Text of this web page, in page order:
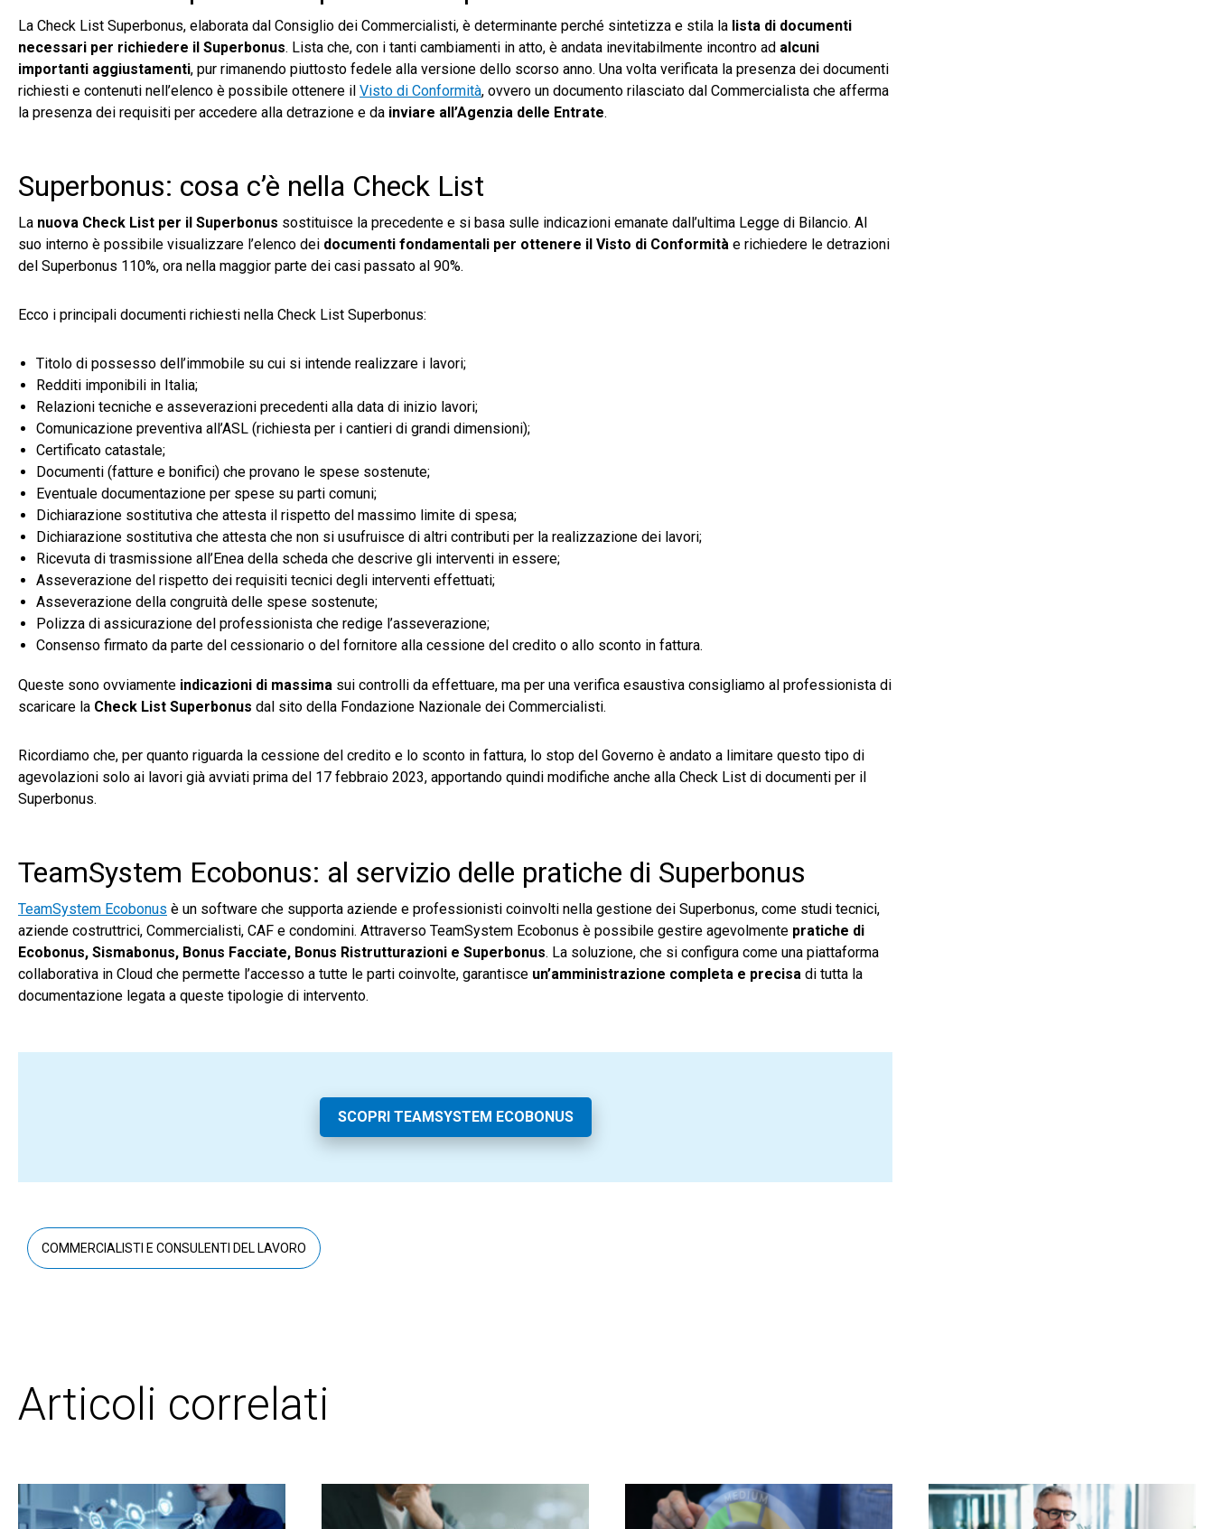
La Check List Superbonus, elaborata dal Consiglio dei Commercialisti, è determinante perché sintetizza e stila la lista di documenti
necessari per richiedere il Superbonus. Lista che, con i tanti cambiamenti in atto, è andata inevitabilmente incontro ad alcuni
importanti aggiustamenti, pur rimanendo piuttosto fedele alla versione dello scorso anno. Una volta verificata la presenza dei documenti
richiesti e contenuti nell’elenco è possibile ottenere il Visto di Conformità, ovvero un documento rilasciato dal Commercialista che afferma
la presenza dei requisiti per accedere alla detrazione e da inviare all’Agenzia delle Entrate.
Superbonus: cosa c’è nella Check List
La nuova Check List per il Superbonus sostituisce la precedente e si basa sulle indicazioni emanate dall’ultima Legge di Bilancio. Al
suo interno è possibile visualizzare l’elenco dei documenti fondamentali per ottenere il Visto di Conformità e richiedere le detrazioni
del Superbonus 110%, ora nella maggior parte dei casi passato al 90%.
Ecco i principali documenti richiesti nella Check List Superbonus:
Titolo di possesso dell’immobile su cui si intende realizzare i lavori;
Redditi imponibili in Italia;
Relazioni tecniche e asseverazioni precedenti alla data di inizio lavori;
Comunicazione preventiva all’ASL (richiesta per i cantieri di grandi dimensioni);
Certificato catastale;
Documenti (fatture e bonifici) che provano le spese sostenute;
Eventuale documentazione per spese su parti comuni;
Dichiarazione sostitutiva che attesta il rispetto del massimo limite di spesa;
Dichiarazione sostitutiva che attesta che non si usufruisce di altri contributi per la realizzazione dei lavori;
Ricevuta di trasmissione all’Enea della scheda che descrive gli interventi in essere;
Asseverazione del rispetto dei requisiti tecnici degli interventi effettuati;
Asseverazione della congruità delle spese sostenute;
Polizza di assicurazione del professionista che redige l’asseverazione;
Consenso firmato da parte del cessionario o del fornitore alla cessione del credito o allo sconto in fattura.
Queste sono ovviamente indicazioni di massima sui controlli da effettuare, ma per una verifica esaustiva consigliamo al professionista di
scaricare la Check List Superbonus dal sito della Fondazione Nazionale dei Commercialisti.
Ricordiamo che, per quanto riguarda la cessione del credito e lo sconto in fattura, lo stop del Governo è andato a limitare questo tipo di
agevolazioni solo ai lavori già avviati prima del 17 febbraio 2023, apportando quindi modifiche anche alla Check List di documenti per il
Superbonus.
TeamSystem Ecobonus: al servizio delle pratiche di Superbonus
TeamSystem Ecobonus è un software che supporta aziende e professionisti coinvolti nella gestione dei Superbonus, come studi tecnici,
aziende costruttrici, Commercialisti, CAF e condomini. Attraverso TeamSystem Ecobonus è possibile gestire agevolmente pratiche di
Ecobonus, Sismabonus, Bonus Facciate, Bonus Ristrutturazioni e Superbonus. La soluzione, che si configura come una piattaforma
collaborativa in Cloud che permette l’accesso a tutte le parti coinvolte, garantisce un’amministrazione completa e precisa di tutta la
documentazione legata a queste tipologie di intervento.
SCOPRI TEAMSYSTEM ECOBONUS
COMMERCIALISTI E CONSULENTI DEL LAVORO
Articoli correlati